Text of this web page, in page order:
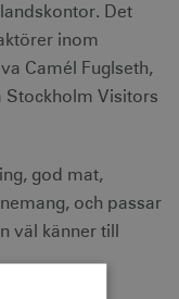
Det
inom
Camél Fuglseth,
Stockholm Visitors
god mat,
och passar
väl känner till